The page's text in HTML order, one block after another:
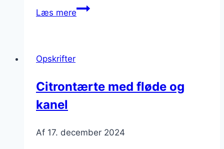
Læs mereCitrontærte
Opskrifter
Citrontærte med fløde og
kanel
Af 17. december 2024